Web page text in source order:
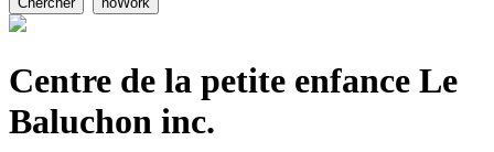
Centre de la petite enfance Le
Baluchon inc.